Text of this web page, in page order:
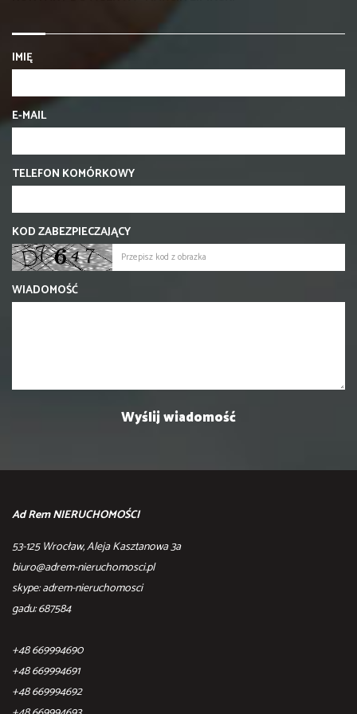
IMIĘ
E-MAIL
TELEFON KOMÓRKOWY
KOD ZABEZPIECZAJĄCY
WIADOMOŚĆ
Ad Rem NIERUCHOMOŚCI
53-125 Wrocław, Aleja Kasztanowa 3a
biuro@adrem-nieruchomosci.pl
skype: adrem-nieruchomosci
gadu: 687584
+48 669994690
+48 669994691
+48 669994692